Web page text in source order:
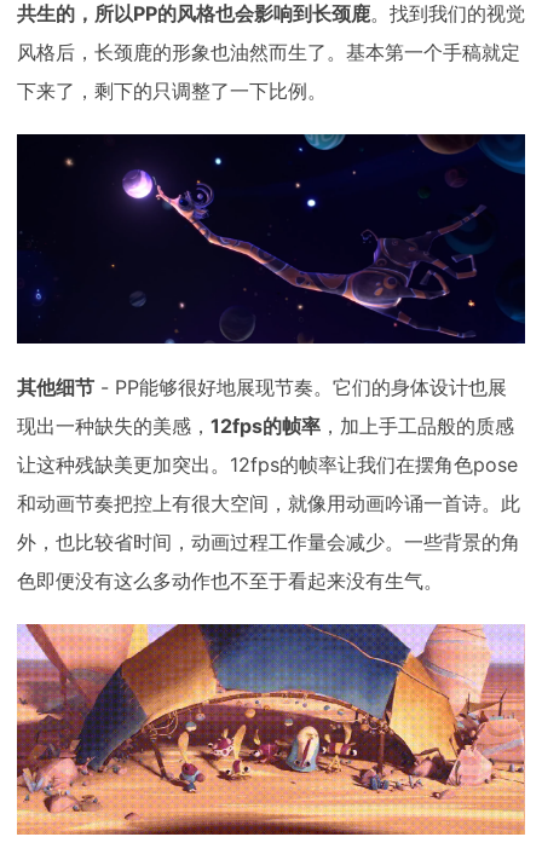
共生的，所以PP的风格也会影响到长颈鹿。找到我们的视觉
风格后，长颈鹿的形象也油然而生了。基本第一个手稿就定
下来了，剩下的只调整了一下比例。
其他细节 - PP能够很好地展现节奏。它们的身体设计也展
现出一种缺失的美感， 12fps的帧率 ，加上手工品般的质感
让这种残缺美更加突出。12fps的帧率让我们在摆角色pose
和动画节奏把控上有很大空间，就像用动画吟诵一首诗。此
外，也比较省时间，动画过程工作量会减少。一些背景的角
色即便没有这么多动作也不至于看起来没有生气。